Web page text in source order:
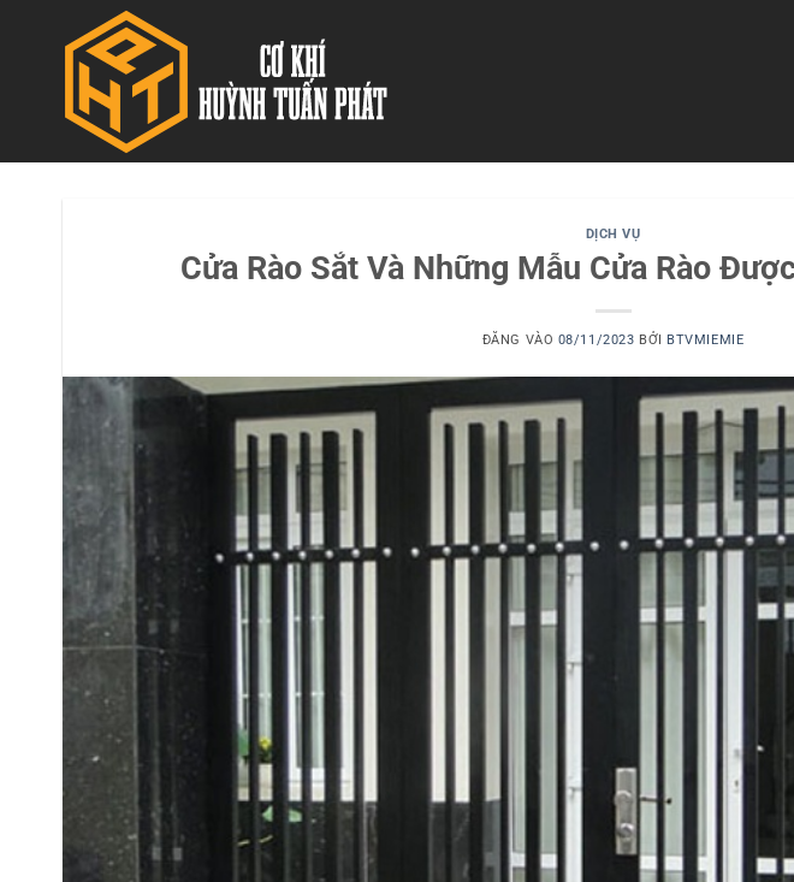
DỊCH VỤ
Cửa Rào Sắt Và Những Mẫu Cửa Rào
ĐĂNG VÀO 08/11/2023 BỞI BTVMIEMIE